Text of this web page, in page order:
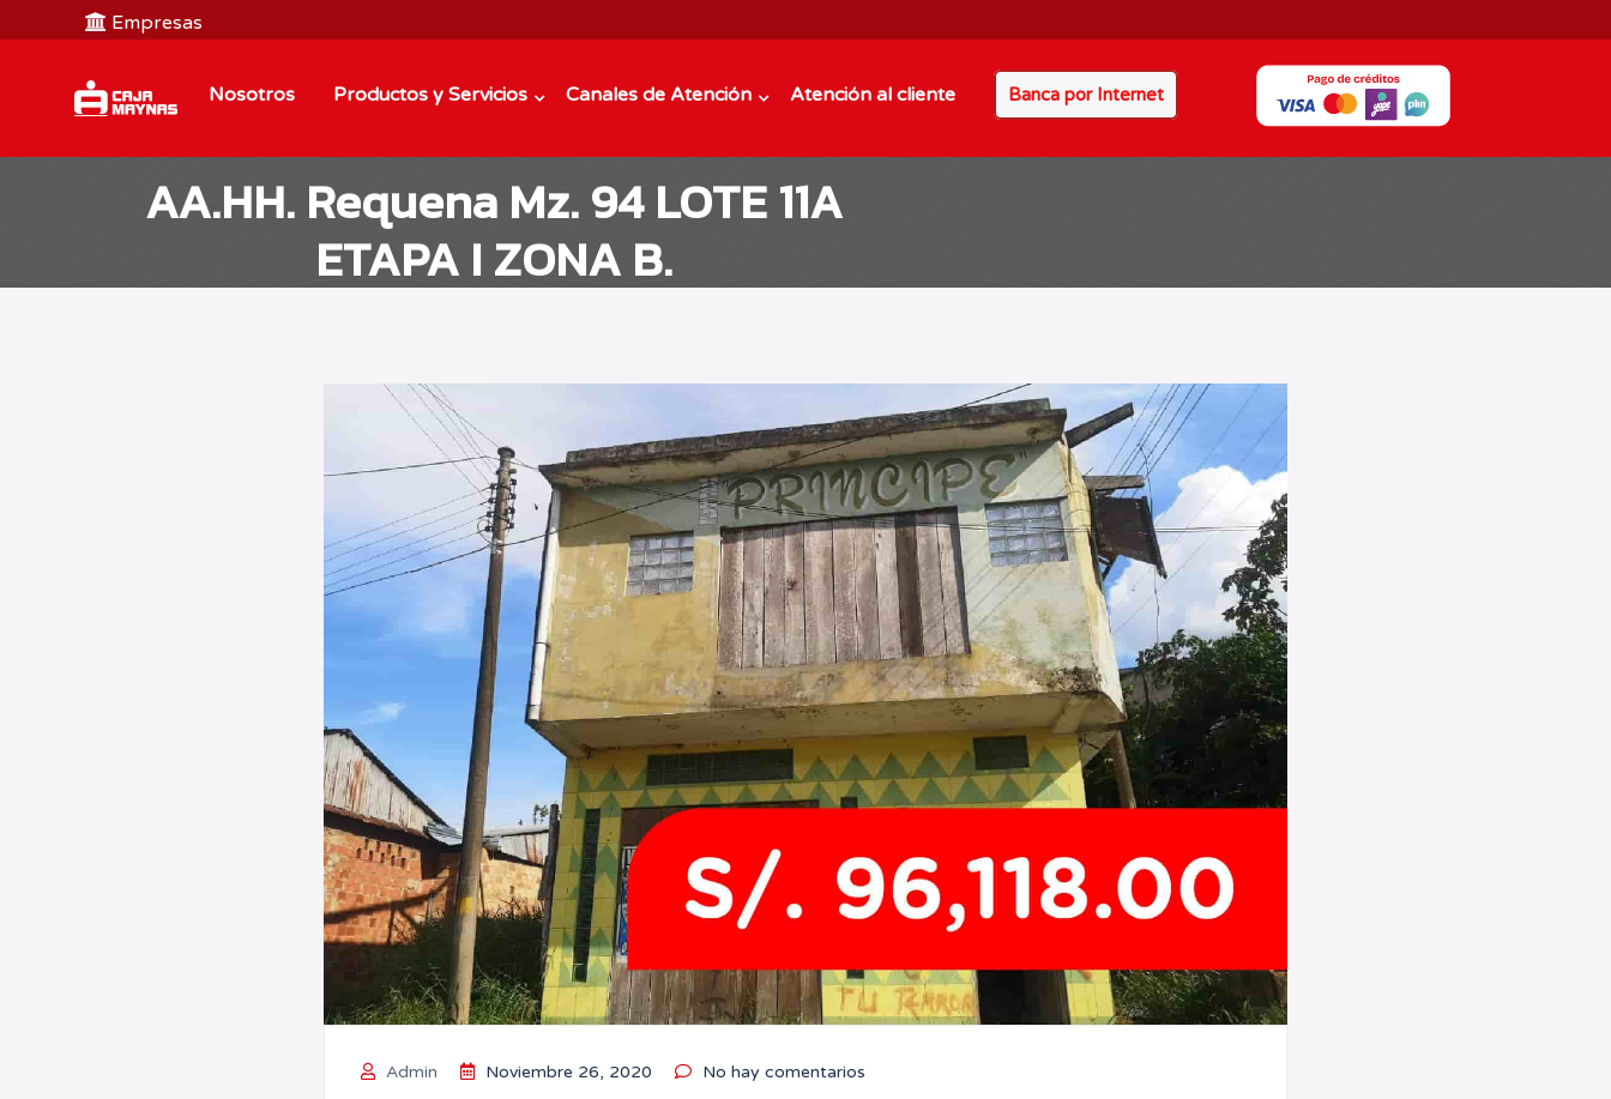
Empresas
Nosotros Productos y Servicios Canales de Atención Atención al cliente Banca por Internet
AA.HH. Requena Mz. 94 LOTE 11A
ETAPA I ZONA B.
Admin Noviembre 26, 2020 No hay comentarios